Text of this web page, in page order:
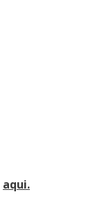
aqui.